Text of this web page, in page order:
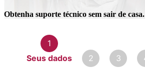
Obtenha suporte técnico sem sair de casa.